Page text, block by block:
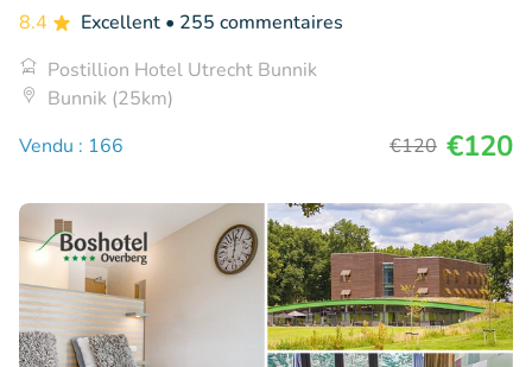
8.4 Excellent • 255 commentaires
Postillion Hotel Utrecht Bunnik
Bunnik (25km)
Vendu : 166
€120 €120